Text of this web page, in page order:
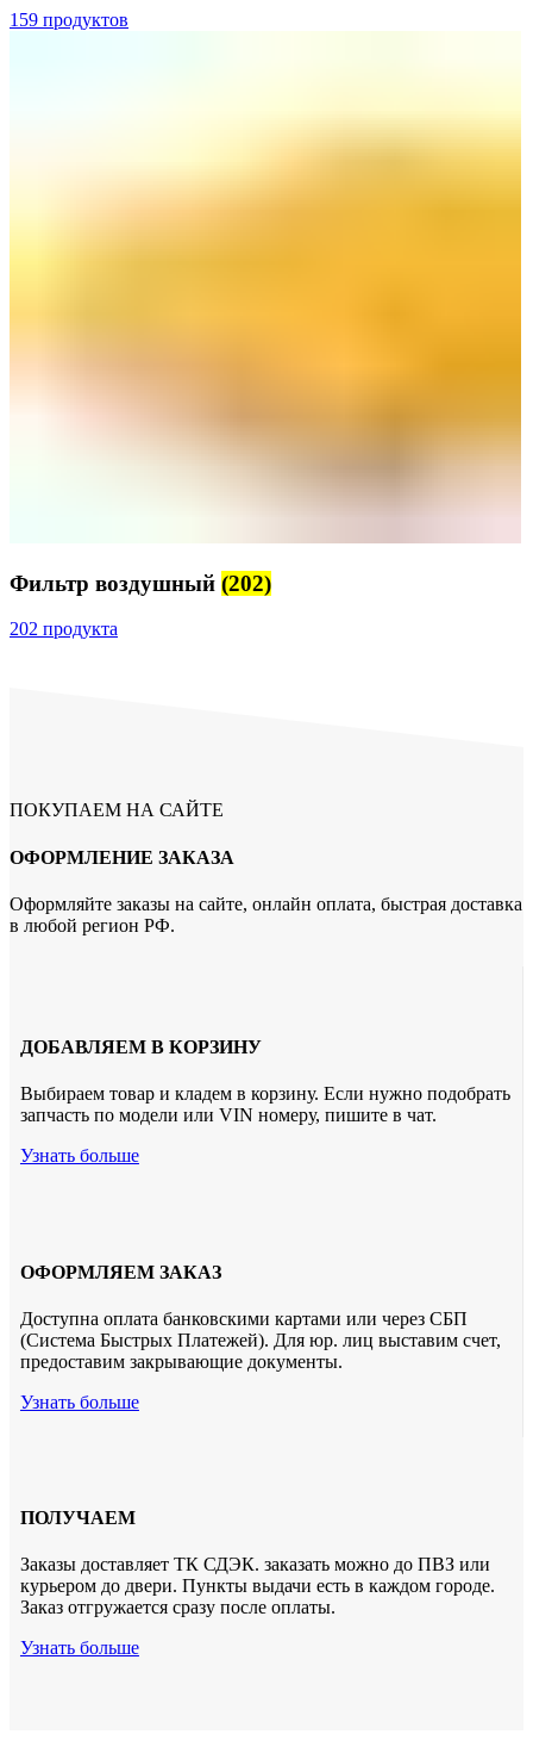
159 продуктов
Фильтр воздушный (202)
202 продукта
ПОКУПАЕМ НА САЙТЕ
ОФОРМЛЕНИЕ ЗАКАЗА
Оформляйте заказы на сайте, онлайн оплата, быстрая доставка
в любой регион РФ.
ДОБАВЛЯЕМ В КОРЗИНУ
Выбираем товар и кладем в корзину. Если нужно подобрать
запчасть по модели или VIN номеру, пишите в чат.
Узнать больше
ОФОРМЛЯЕМ ЗАКАЗ
Доступна оплата банковскими картами или через СБП
(Система Быстрых Платежей). Для юр. лиц выставим счет,
предоставим закрывающие документы.
Узнать больше
ПОЛУЧАЕМ
Заказы доставляет ТК СДЭК. заказать можно до ПВЗ или
курьером до двери. Пункты выдачи есть в каждом городе.
Заказ отгружается сразу после оплаты.
Узнать больше